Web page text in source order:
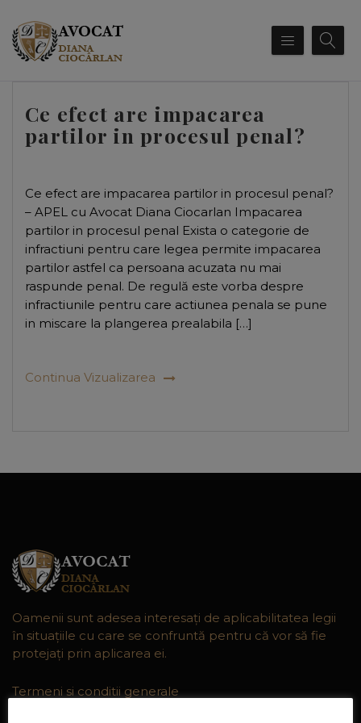
Ce efect are impacarea
partilor in procesul penal?
Ce efect are impacarea partilor in procesul penal?
– APEL cu Avocat Diana Ciocarlan Impacarea
partilor in procesul penal Exista o categorie de
infractiuni pentru care legea permite impacarea
partilor astfel ca persoana acuzata nu mai
raspunde penal. De regulă este vorba despre
infractiunile pentru care actiunea penala se pune
in miscare la plangerea prealabila […]
Continua Vizualizarea
Oamenii sunt adesea interesaţi de aplicabilitatea legii
în situaţiile cu care se confruntă pentru că vor să fie
protejaţi prin aplicarea ei.
Termeni si conditii generale